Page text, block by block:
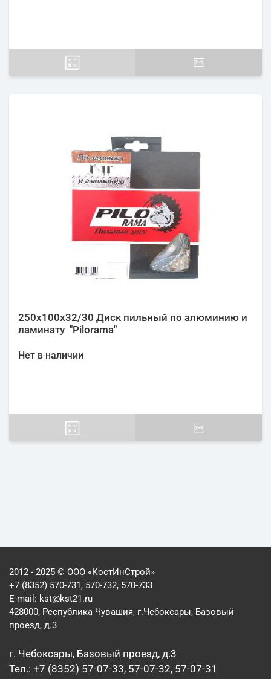
250х100х32/30 Диск пильный по алюминию и
ламинату "Pilorama"
Нет в наличии
2012 - 2025 © ООО «КостИнСтрой»
+7 (8352) 570-731, 570-732, 570-733
E-mail: kst@kst21.ru
428000, Республика Чувашия, г.Чебоксары, Базовый
проезд, д.3
г. Чебоксары, Базовый проезд, д.3
Тел.: +7 (8352) 57-07-33, 57-07-32, 57-07-31